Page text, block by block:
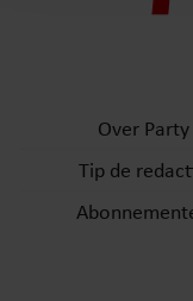
en om ons
informatie over uw
partners voor
informatie die u
gaat akkoord met
gebruiken.
Over Party
Tip de